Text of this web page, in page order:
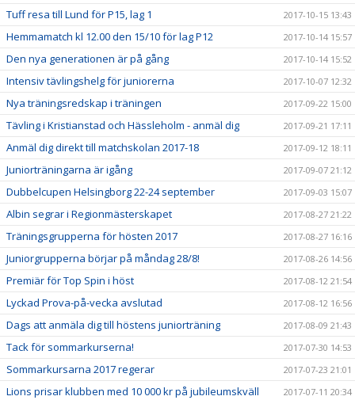
Tuff resa till Lund för P15, lag 1 2017-10-15 13:43
Hemmamatch kl 12.00 den 15/10 för lag P12 2017-10-14 15:57
Den nya generationen är på gång 2017-10-14 15:52
Intensiv tävlingshelg för juniorerna 2017-10-07 12:32
Nya träningsredskap i träningen 2017-09-22 15:00
Tävling i Kristianstad och Hässleholm - anmäl dig 2017-09-21 17:11
Anmäl dig direkt till matchskolan 2017-18 2017-09-12 18:11
Juniorträningarna är igång 2017-09-07 21:12
Dubbelcupen Helsingborg 22-24 september 2017-09-03 15:07
Albin segrar i Regionmästerskapet 2017-08-27 21:22
Träningsgrupperna för hösten 2017 2017-08-27 16:16
Juniorgrupperna börjar på måndag 28/8! 2017-08-26 14:56
Premiär för Top Spin i höst 2017-08-12 21:54
Lyckad Prova-på-vecka avslutad 2017-08-12 16:56
Dags att anmäla dig till höstens juniorträning 2017-08-09 21:43
Tack för sommarkurserna! 2017-07-30 14:53
Sommarkursarna 2017 regerar 2017-07-23 21:01
Lions prisar klubben med 10 000 kr på jubileumskväll 2017-07-11 20:34